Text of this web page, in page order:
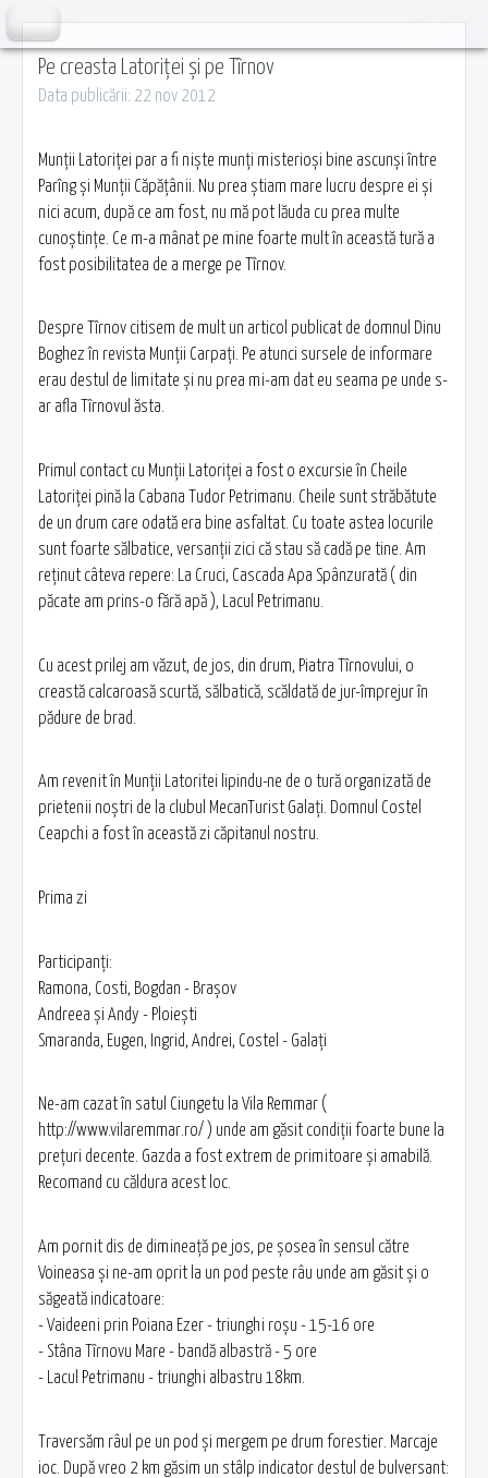
Pe creasta Latoriței și pe Tîrnov
Data publicării: 22 nov 2012
Munții Latoriței par a fi niște munți misterioși bine ascunși între
Parîng și Munții Căpăţânii. Nu prea știam mare lucru despre ei și
nici acum, după ce am fost, nu mă pot lăuda cu prea multe
cunoștințe. Ce m-a mânat pe mine foarte mult în această tură a
fost posibilitatea de a merge pe Tîrnov.
Despre Tîrnov citisem de mult un articol publicat de domnul Dinu
Boghez în revista Munții Carpați. Pe atunci sursele de informare
erau destul de limitate și nu prea mi-am dat eu seama pe unde s-
ar afla Tîrnovul ăsta.
Primul contact cu Munţii Latoriței a fost o excursie în Cheile
Latoriței pină la Cabana Tudor Petrimanu. Cheile sunt străbătute
de un drum care odată era bine asfaltat. Cu toate astea locurile
sunt foarte sălbatice, versanţii zici că stau să cadă pe tine. Am
reţinut câteva repere: La Cruci, Cascada Apa Spânzurată ( din
păcate am prins-o fără apă ), Lacul Petrimanu.
Cu acest prilej am văzut, de jos, din drum, Piatra Tîrnovului, o
creastă calcaroasă scurtă, sălbatică, scăldată de jur-împrejur în
pădure de brad.
Am revenit în Munţii Latoritei lipindu-ne de o tură organizată de
prietenii noştri de la clubul MecanTurist Galaţi. Domnul Costel
Ceapchi a fost în această zi căpitanul nostru.
Prima zi
Participanţi:
Ramona, Costi, Bogdan - Braşov
Andreea şi Andy - Ploieşti
Smaranda, Eugen, Ingrid, Andrei, Costel - Galaţi
Ne-am cazat în satul Ciungetu la Vila Remmar (
http://www.vilaremmar.ro/ ) unde am găsit condiţii foarte bune la
preţuri decente. Gazda a fost extrem de primitoare şi amabilă.
Recomand cu căldura acest loc.
Am pornit dis de dimineaţă pe jos, pe şosea în sensul către
Voineasa şi ne-am oprit la un pod peste râu unde am găsit şi o
săgeată indicatoare:
- Vaideeni prin Poiana Ezer - triunghi roşu - 15-16 ore
- Stâna Tîrnovu Mare - bandă albastră - 5 ore
- Lacul Petrimanu - triunghi albastru 18km.
Traversăm râul pe un pod şi mergem pe drum forestier. Marcaje
ioc. După vreo 2 km găsim un stâlp indicator destul de bulversant: